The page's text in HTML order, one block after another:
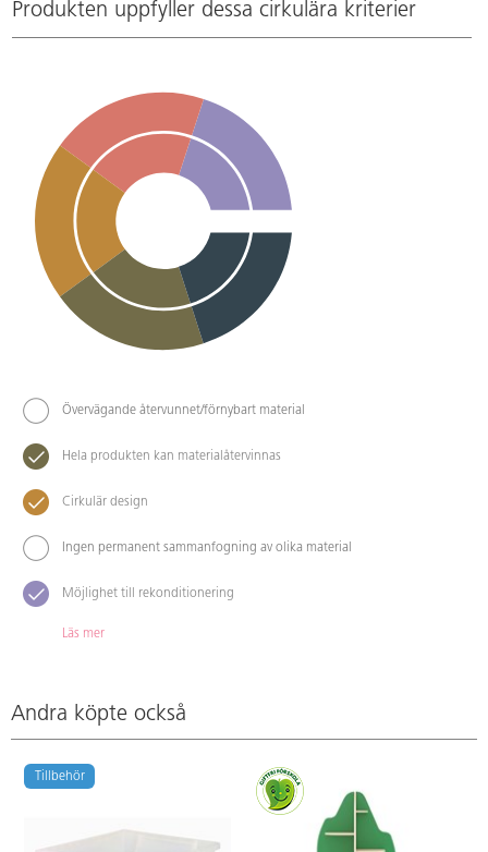
Produkten uppfyller dessa cirkulära kriterier
Övervägande återvunnet/förnybart material
Hela produkten kan materialåtervinnas
Cirkulär design
Ingen permanent sammanfogning av olika material
Möjlighet till rekonditionering
Läs mer
Andra köpte också
Tillbehör